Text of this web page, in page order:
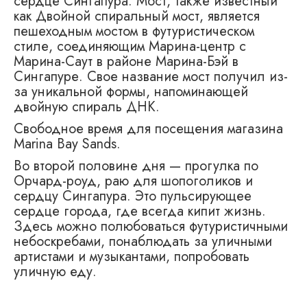
как Двойной спиральный мост, является
пешеходным мостом в футуристическом
стиле, соединяющим Марина-центр с
Марина-Саут в районе Марина-Бэй в
Сингапуре. Свое название мост получил из-
за уникальной формы, напоминающей
двойную спираль ДНК.
Свободное время для посещения магазина
Marina Bay Sands.
Во второй половине дня — прогулка по
Орчард-роуд, раю для шопоголиков и
сердцу Сингапура. Это пульсирующее
сердце города, где всегда кипит жизнь.
Здесь можно полюбоваться футуристичными
небоскребами, понаблюдать за уличными
артистами и музыкантами, попробовать
уличную еду.